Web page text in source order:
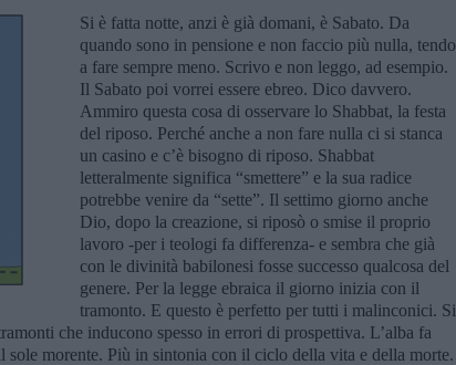
Si è fatta notte, anzi è già domani, è Sabato. Da
quando sono in pensione e non faccio più nulla, tendo
a fare sempre meno. Scrivo e non leggo, ad esempio.
Il Sabato poi vorrei essere ebreo. Dico davvero.
Ammiro questa cosa di osservare lo Shabbat, la festa
del riposo. Perché anche a non fare nulla ci si stanca
un casino e c’è bisogno di riposo. Shabbat
letteralmente significa “smettere” e la sua radice
potrebbe venire da “sette”. Il settimo giorno anche
Dio, dopo la creazione, si riposò o smise il proprio
lavoro -per i teologi fa differenza- e sembra che già
con le divinità babilonesi fosse successo qualcosa del
genere. Per la legge ebraica il giorno inizia con il
tramonto. E questo è perfetto per tutti i malinconici. Si
che inducono spesso in errori di prospettiva. L’alba fa
morente. Più in sintonia con il ciclo della vita e della morte.